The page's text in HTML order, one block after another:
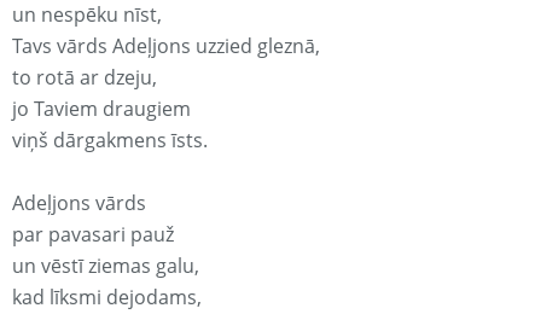
un nespēku nīst,
Tavs vārds Adeļjons uzzied gleznā,
to rotā ar dzeju,
jo Taviem draugiem
viņš dārgakmens īsts.
Adeļjons vārds
par pavasari pauž
un vēstī ziemas galu,
kad līksmi dejodams,